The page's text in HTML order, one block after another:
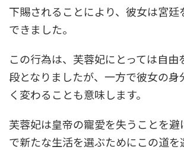
下賜されることにより、彼女は宮廷
できました。
この行為は、芙蓉妃にとっては自由
段となりましたが、一方で彼女の身
く変わることも意味します。
芙蓉妃は皇帝の寵愛を失うことを避
で新たな生活を選ぶためにこの道を